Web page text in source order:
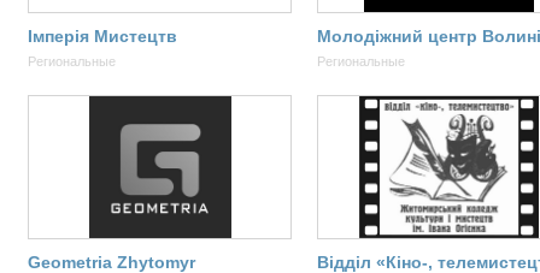
Імперія Мистецтв
Региональные
Молодіжний центр Волині
Региональные
Geometria Zhytomyr
Відділ «Кіно-,